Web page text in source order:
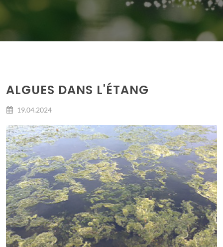
ALGUES DANS L'ÉTANG
19.04.2024